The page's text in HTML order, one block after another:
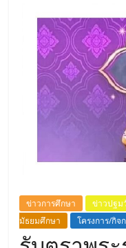
ข่าวการศึกษา ข่าวปฐม
มัธยมศึกษา
โครงการ/กิจ